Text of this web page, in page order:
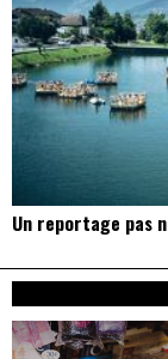
Un reportage pas